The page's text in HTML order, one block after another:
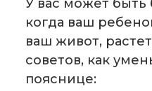
У вас может быть
когда ваш
ваш живот,
советов, как
пояснице: